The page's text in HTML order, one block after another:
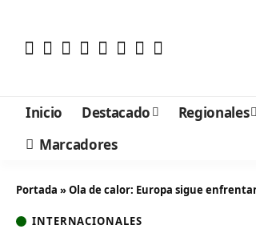
Inicio Destacado Regionales
Marcadores
Portada »Ola de calor: Europa sigue
INTERNACIONALES